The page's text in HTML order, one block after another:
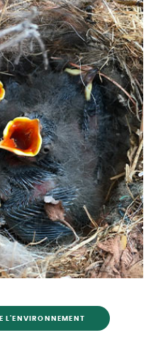
L'ENVIRONNEMENT